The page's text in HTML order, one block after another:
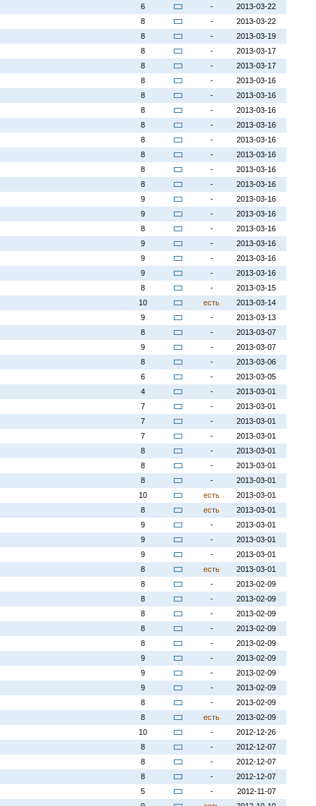
6 -
2013-03-22
8 -
2013-03-22
8 -
2013-03-19
8 -
2013-03-17
8 -
2013-03-17
8 -
2013-03-16
8 -
2013-03-16
8 -
2013-03-16
8 -
2013-03-16
8 -
2013-03-16
8 -
2013-03-16
8 -
2013-03-16
8 -
2013-03-16
9 -
2013-03-16
9 -
2013-03-16
8 -
2013-03-16
9 -
2013-03-16
9 -
2013-03-16
9 -
2013-03-16
8 -
2013-03-15
10 есть
2013-03-14
9 -
2013-03-13
8 -
2013-03-07
9 -
2013-03-07
8 -
2013-03-06
6 -
2013-03-05
4 -
2013-03-01
7 -
2013-03-01
7 -
2013-03-01
7 -
2013-03-01
8 -
2013-03-01
8 -
2013-03-01
8 -
2013-03-01
10 есть
2013-03-01
8 есть
2013-03-01
9 -
2013-03-01
9 -
2013-03-01
9 -
2013-03-01
8 есть
2013-03-01
8 -
2013-02-09
8 -
2013-02-09
8 -
2013-02-09
8 -
2013-02-09
8 -
2013-02-09
9 -
2013-02-09
9 -
2013-02-09
9 -
2013-02-09
8 -
2013-02-09
8 есть
2013-02-09
10 -
2012-12-26
8 -
2012-12-07
8 -
2012-12-07
8 -
2012-12-07
5 -
2012-11-07